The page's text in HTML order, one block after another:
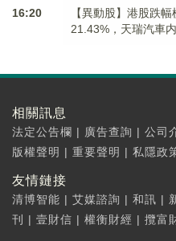
16:20
【異動股】港股跌
21.43%，天瑞汽車
相關訊息
法定公告欄 | 廣告查詢 | 公司
版權聲明 | 重要聲明 | 私隱政
友情鏈接
清博智能 | 艾媒諮詢 | 和訊 |
刊
| 壹財信 | 權衡財經 | 攬富